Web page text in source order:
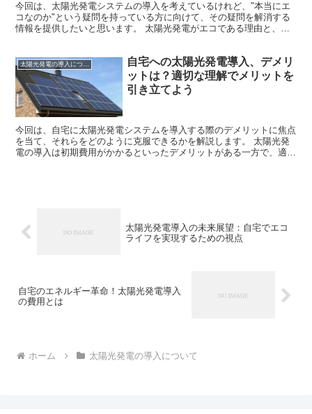
今回は、太陽光発電システムの導入を考えているけれど、"本当にエ
コなのか"という疑問を持っている方に向けて、その疑問を解消する
情報を提供したいと思います。 太陽光発電がエコである理由と、エ
太陽光発電の導入について
自宅への太陽光発電導入、デメリ
ットは？適切な理解でメリットを
引き立てよう
今回は、自宅に太陽光発電システムを導入する際のデメリットに焦点
を当て、それらをどのように克服できるかを解説します。 太陽光発
電の導入は初期費用がかかるといったデメリットがある一方で、適切
太陽光発電導入の未来展望：自宅でエコ
ライフを実現するための視点
自宅のエネルギー革命！太陽光発電導入
の費用とは
ホーム 太陽光発電の導入について